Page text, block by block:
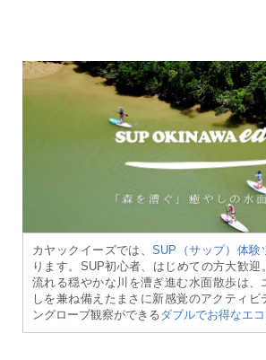
カヤックイーズでは、SUP（サップ）体験
ります。SUP初心者、はじめての方大歓迎
流れる穏やかな川を漕ぎ進む水面散歩は、
しを兼ね備えたまさに新感覚のアクティビ
ングローブ観察ができるダブルでお得なエ